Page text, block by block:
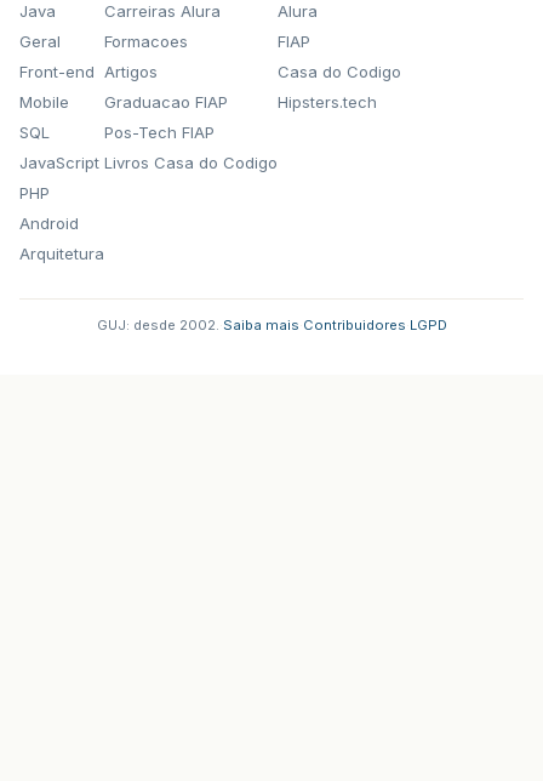
Java
Geral
Front-end
Mobile
SQL
JavaScript
PHP
Android
Arquitetura
Carreiras Alura
Formacoes
Artigos
Graduacao FIAP
Pos-Tech FIAP
Livros Casa do Codigo
Alura
FIAP
Casa do Codigo
Hipsters.tech
GUJ: desde 2002. Saiba mais Contribuidores LGPD